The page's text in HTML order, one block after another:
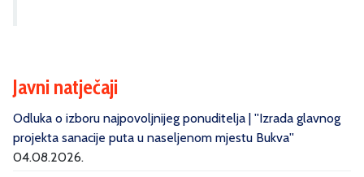
Javni natječaji
Odluka o izboru najpovoljnijeg ponuditelja | ''Izrada glavnog
projekta sanacije puta u naseljenom mjestu Bukva''
04.08.2026.